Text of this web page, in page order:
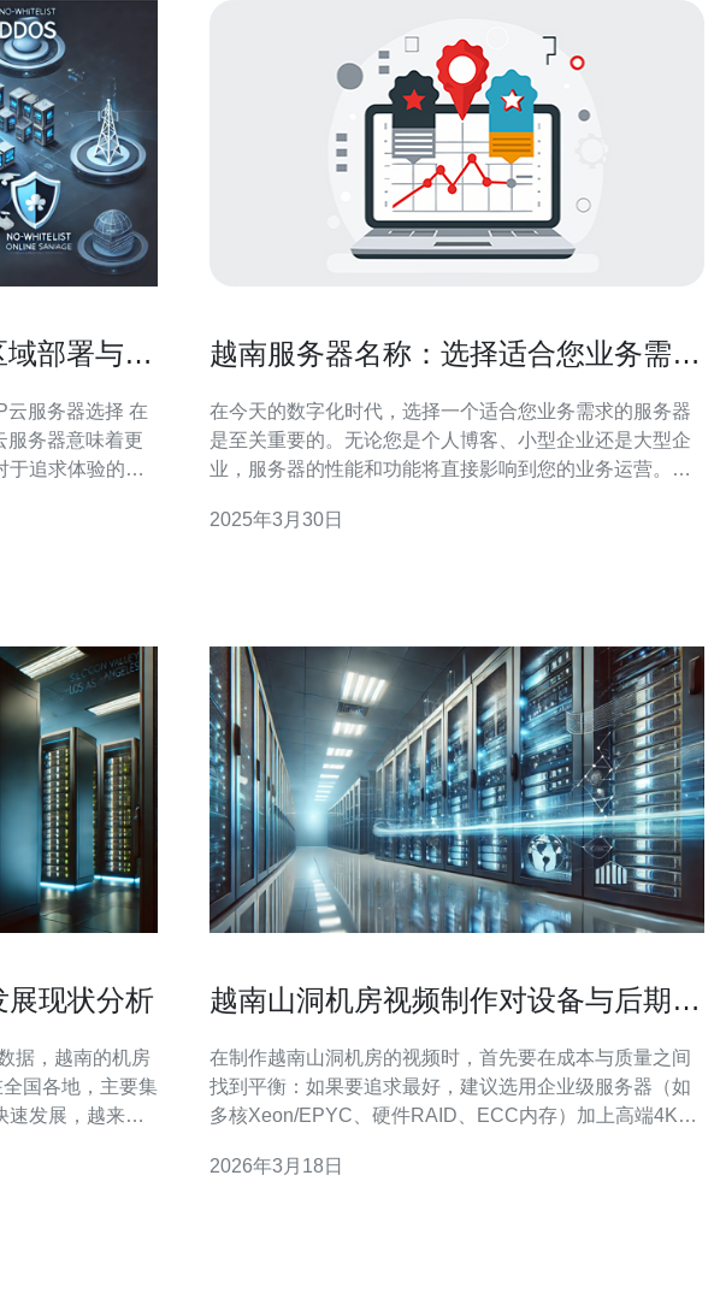
部署与流
云服务器选择 在
服务器意味着更
于追求体验的客
具竞争力的本
越南服务器名称：选择适合您业务需求
在今天的数字化时代，选择一个适合您业务需求的服务器
是至关重要的。无论您是个人博客、小型企业还是大型企
业，服务器的性能和功能将直接影响到您的业务运营。在
的最佳选项呢？本文将为您提供一些建议。 在选择服务器
2025年3月30日
展现状分析
据，越南的机房
国各地，主要集
速发展，越来越
越南山洞机房视频制作对设备与后期剪
在制作越南山洞机房的视频时，首先要在成本与质量之间
找到平衡：如果要追求最好，建议选用企业级服务器（如
多核Xeon/EPYC、硬件RAID、ECC内存）加上高端4K低
器+PoE 4K摄像机；若要最便宜的方案，则用单路高主频
2026年3月18日